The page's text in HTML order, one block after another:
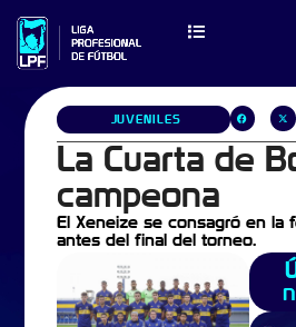
JUVENILES
La Cuarta de
campeona
El Xeneize se consagró en la
antes del final del torneo.